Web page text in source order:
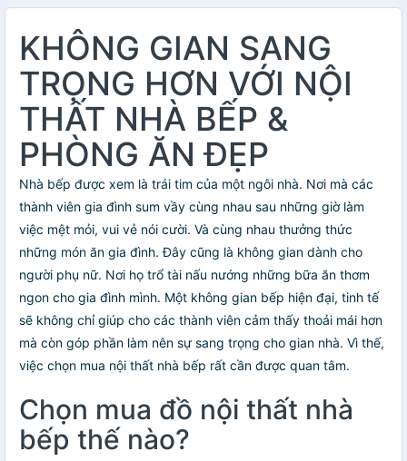
KHÔNG GIAN SANG
TRỌNG HƠN VỚI NỘI
THẤT NHÀ BẾP &
PHÒNG ĂN ĐẸP
Nhà bếp được xem là trái tim của một ngôi nhà. Nơi mà các
thành viên gia đình sum vầy cùng nhau sau những giờ làm
việc mệt mỏi, vui vẻ nói cười. Và cùng nhau thưởng thức
những món ăn gia đình. Đây cũng là không gian dành cho
người phụ nữ. Nơi họ trổ tài nấu nướng những bữa ăn thơm
ngon cho gia đình mình. Một không gian bếp hiện đại, tinh tế
sẽ không chỉ giúp cho các thành viên cảm thấy thoải mái hơn
mà còn góp phần làm nên sự sang trọng cho gian nhà. Vì thế,
việc chọn mua nội thất nhà bếp rất cần được quan tâm.
Chọn mua đồ nội thất nhà
bếp thế nào?